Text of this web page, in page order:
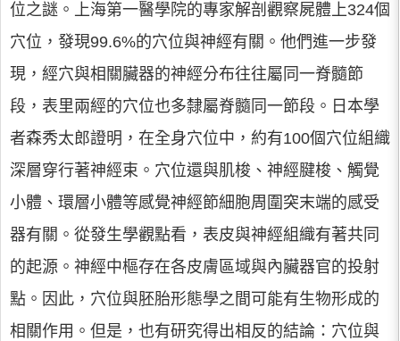
位之謎。上海第一醫學院的專家解剖觀察屍體上324個
穴位，發現99.6%的穴位與神經有關。他們進一步發
現，經穴與相關臟器的神經分布往往屬同一脊髓節
段，表里兩經的穴位也多隸屬脊髓同一節段。日本學
者森秀太郎證明，在全身穴位中，約有100個穴位組織
深層穿行著神經束。穴位還與肌梭、神經腱梭、觸覺
小體、環層小體等感覺神經節細胞周圍突末端的感受
器有關。從發生學觀點看，表皮與神經組織有著共同
的起源。神經中樞存在各皮膚區域與內臟器官的投射
點。因此，穴位與胚胎形態學之間可能有生物形成的
相關作用。但是，也有研究得出相反的結論：穴位與